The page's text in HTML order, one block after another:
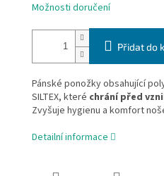
Možnosti doručení
Přidat do
Pánské ponožky obsahující
SILTEX, které chrání před
Zvyšuje hygienu a komfort
Detailní informace